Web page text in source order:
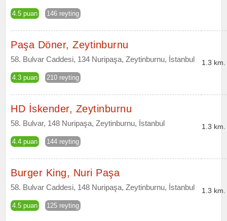
4.5 puan 146 reyting
Paşa Döner, Zeytinburnu
58. Bulvar Caddesi, 134 Nuripaşa, Zeytinburnu, İstanbul
4.3 puan 210 reyting
1.3 km.
HD İskender, Zeytinburnu
58. Bulvar, 148 Nuripaşa, Zeytinburnu, İstanbul
4.4 puan 144 reyting
1.3 km.
Burger King, Nuri Paşa
58. Bulvar Caddesi, 148 Nuripaşa, Zeytinburnu, İstanbul
4.5 puan 125 reyting
1.3 km.